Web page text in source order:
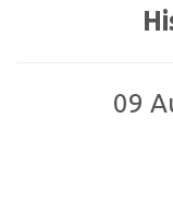
09